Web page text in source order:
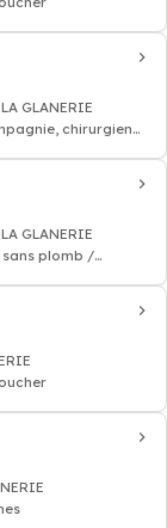
GLANERIE
chirurgien
GLANERIE
plomb /